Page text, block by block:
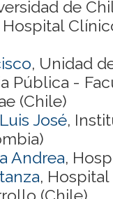
de
Hospital
, Unidad
Pública -
(Chile)
José,
Andrea,
,